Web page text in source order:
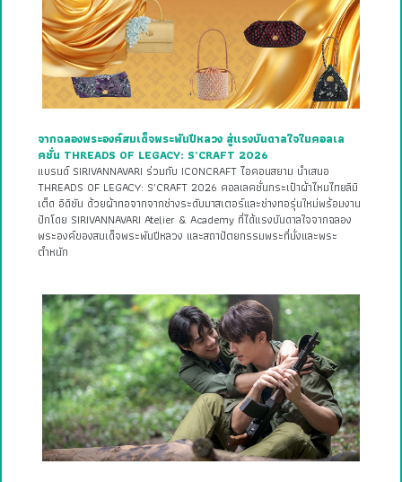
จากฉลองพระองค์สมเด็จพระพันปีหลวง สู่แรงบันดาลใจในคอลเล
คชั่น THREADS OF LEGACY: S’CRAFT 2026
แบรนด์ SIRIVANNAVARI ร่วมกับ ICONCRAFT ไอคอนสยาม นำเสนอ
THREADS OF LEGACY: S’CRAFT 2026 คอลเลคชั่นกระเป๋าผ้าไหมไทยลิมิ
เต็ด อิดิชัน ด้วยผ้าทอจากจากช่างระดับมาสเตอร์และช่างทอรุ่นใหม่พร้อมงาน
ปักโดย SIRIVANNAVARI Atelier & Academy ที่ได้แรงบันดาลใจจากฉลอง
พระองค์ของสมเด็จพระพันปีหลวง และสถาปัตยกรรมพระที่นั่งและพระ
ตำหนัก